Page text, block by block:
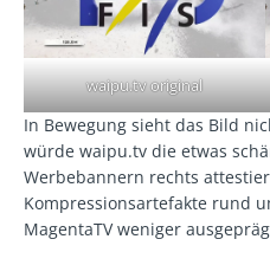
waipu.tv original
In Bewegung sieht das Bild
würde waipu.tv die etwas
Werbebannern rechts
Kompressionsartefakte rund
MagentaTV weniger